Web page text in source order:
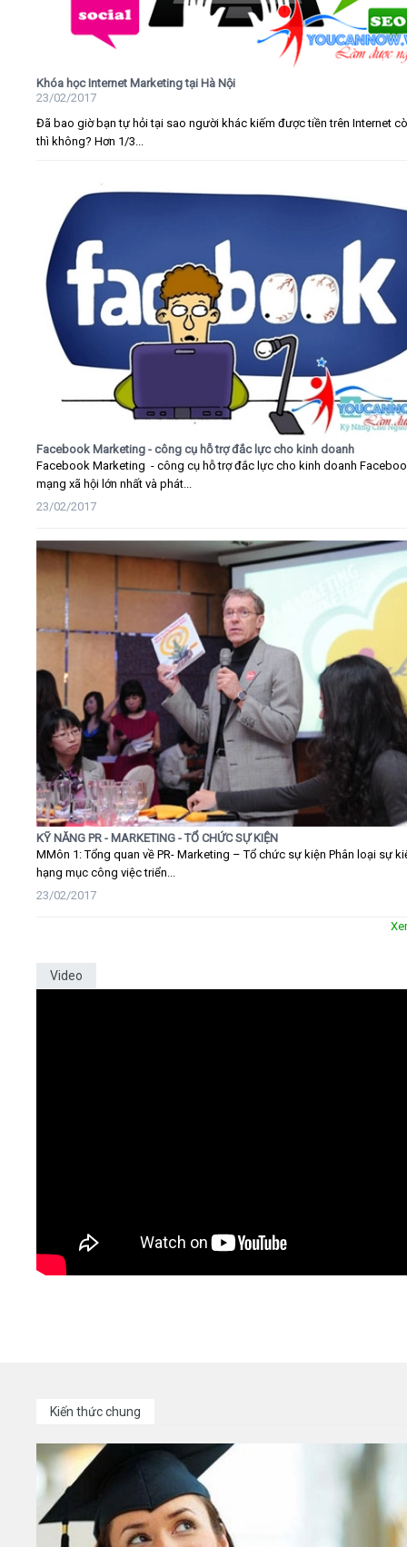
Khóa học Internet Marketing tại Hà Nội
23/02/2017
Đã bao giờ bạn tự hỏi tại sao người khác kiếm được tiền trên Internet
thì không? Hơn 1/3...
Facebook Marketing - công cụ hỗ trợ đắc lực cho kinh doanh
Facebook Marketing - công cụ hỗ trợ đắc lực cho kinh doanh
mạng xã hội lớn nhất và phát...
23/02/2017
KỸ NĂNG PR - MARKETING - TỔ CHỨC SỰ KIỆN
MMôn 1: Tổng quan về PR- Marketing – Tổ chức sự kiện Phân loại sự
hạng mục công việc triển...
23/02/2017
Video
Kiến thức chung